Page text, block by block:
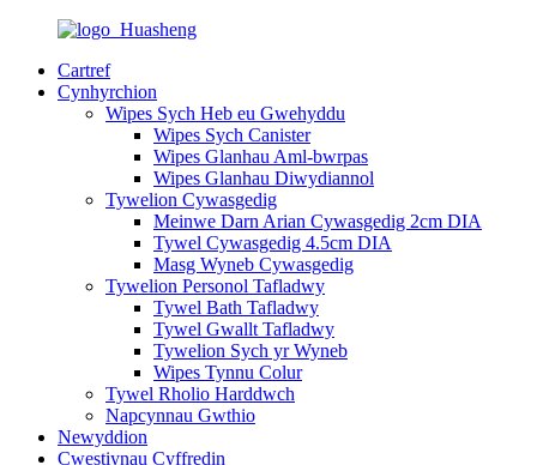
Cartref
Cynhyrchion
Wipes Sych Heb eu Gwehyddu
Wipes Sych Canister
Wipes Glanhau Aml-bwrpas
Wipes Glanhau Diwydiannol
Tywelion Cywasgedig
Meinwe Darn Arian Cywasgedig 2cm DIA
Tywel Cywasgedig 4.5cm DIA
Masg Wyneb Cywasgedig
Tywelion Personol Tafladwy
Tywel Bath Tafladwy
Tywel Gwallt Tafladwy
Tywelion Sych yr Wyneb
Wipes Tynnu Colur
Tywel Rholio Harddwch
Napcynnau Gwthio
Newyddion
Cwestiynau Cyffredin